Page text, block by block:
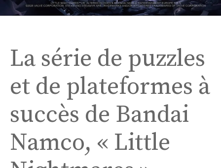
La série de puzzles
et de plateformes à
succès de Bandai
Namco, « Little